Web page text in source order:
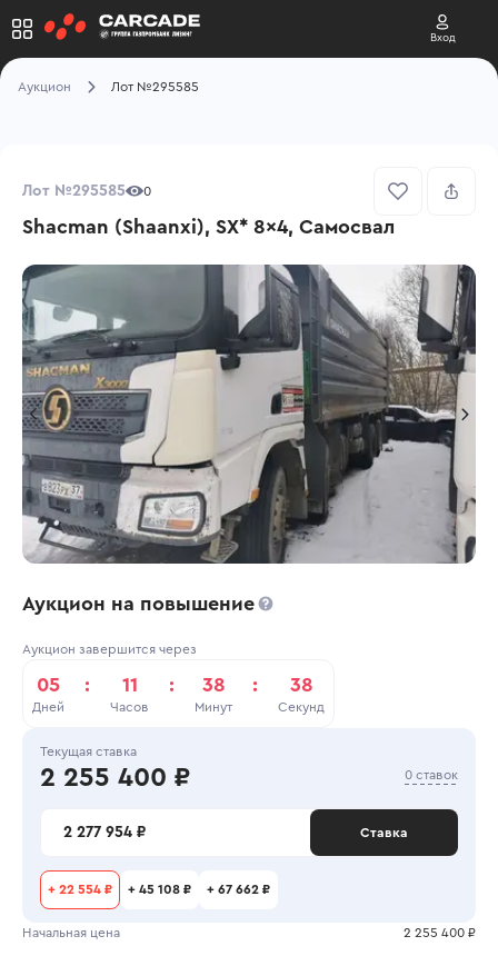
Вход
Аукцион Лот №295585
Лот №295585 0
Shacman (Shaanxi), SX* 8x4, Самосвал
Аукцион на повышение
Аукцион завершится через
05
Дней
: 11
Часов
: 38
Минут
: 38
Секунд
Текущая ставка
2 255 400 ₽ 0 ставок
2 277 954 ₽ Ставка
+ 22 554 ₽ + 45 108 ₽ + 67 662 ₽
Начальная цена 2 255 400 ₽